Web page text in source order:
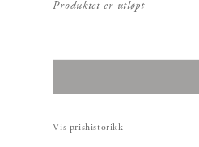
Produktet er utløpt
Vis prishistorikk